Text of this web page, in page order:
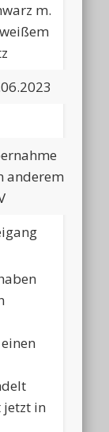
m.
anderem
jetzt in